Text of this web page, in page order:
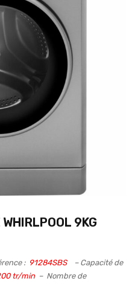
9KG
: 91284SBS– Capacité de
tr/min – Nombre de